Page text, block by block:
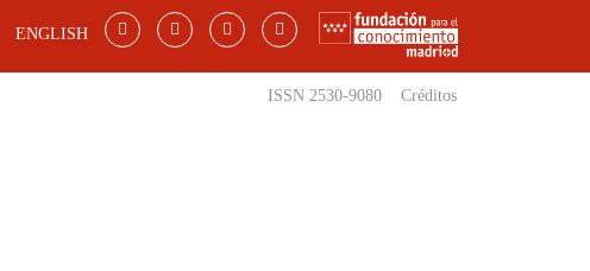
ENGLISH
ISSN 2530-9080 Créditos